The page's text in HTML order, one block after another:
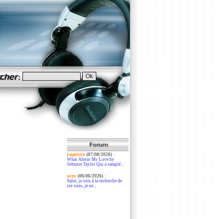
raptorz (07/08/2026):
What About My Love by
Johnnie Taylor Qui a samplé...
scez (06/06/2026):
Salut, je suis à la recherche de
ces sons, je ne...